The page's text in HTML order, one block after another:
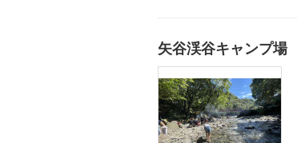
矢谷渓谷キャンプ場